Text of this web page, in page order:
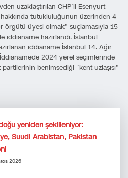
uzaklaştırılan CHP’li Esenyurt
tutukluluğunun üzerinden 4
örgütü üyesi olmak” suçlamasıyla 15
iddianame hazırlandı. İstanbul
iddianame İstanbul 14. Ağır
2024 yerel seçimlerinde
benimsediği “kent uzlaşısı”
yeniden şekilleniyor:
Suudi Arabistan, Pakistan
2026